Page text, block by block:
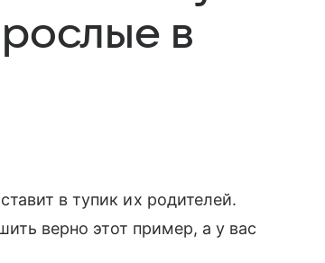
в
в тупик их родителей.
верно этот пример, а у вас